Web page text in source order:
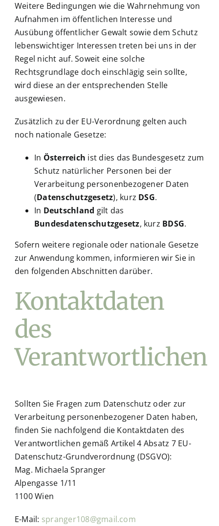
Weitere Bedingungen wie die Wahrnehmung von
Aufnahmen im öffentlichen Interesse und
Ausübung öffentlicher Gewalt sowie dem Schutz
lebenswichtiger Interessen treten bei uns in der
Regel nicht auf. Soweit eine solche
Rechtsgrundlage doch einschlägig sein sollte,
wird diese an der entsprechenden Stelle
ausgewiesen.
Zusätzlich zu der EU-Verordnung gelten auch
noch nationale Gesetze:
In Österreich ist dies das Bundesgesetz zum
Schutz natürlicher Personen bei der
Verarbeitung personenbezogener Daten
(Datenschutzgesetz), kurz DSG.
In Deutschland gilt das
Bundesdatenschutzgesetz, kurz BDSG.
Sofern weitere regionale oder nationale Gesetze
zur Anwendung kommen, informieren wir Sie in
den folgenden Abschnitten darüber.
Kontaktdaten
des
Verantwortlichen
Sollten Sie Fragen zum Datenschutz oder zur
Verarbeitung personenbezogener Daten haben,
finden Sie nachfolgend die Kontaktdaten des
Verantwortlichen gemäß Artikel 4 Absatz 7 EU-
Datenschutz-Grundverordnung (DSGVO):
Mag. Michaela Spranger
Alpengasse 1/11
1100 Wien
E-Mail: spranger108@gmail.com